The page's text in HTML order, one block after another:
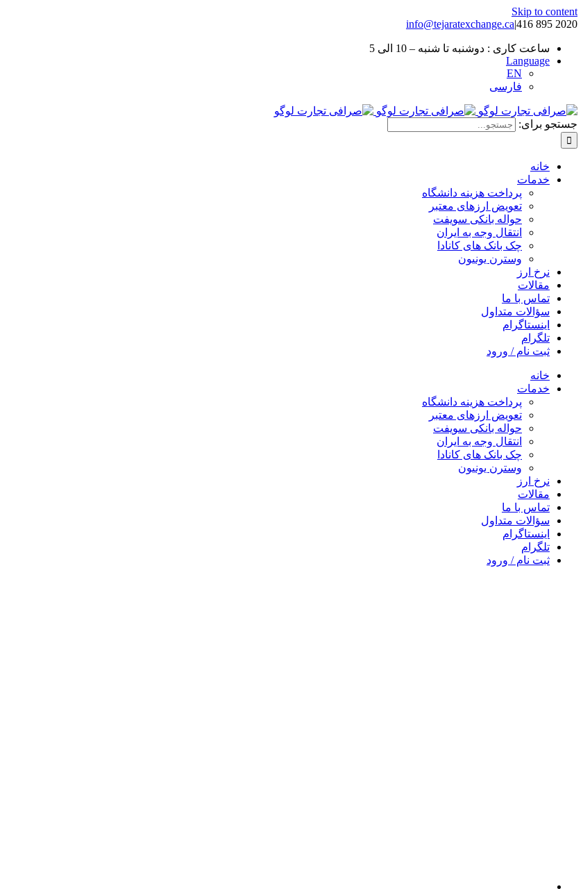
Skip to content
2020 895 416
|
info@tejaratexchange.ca
ساعت کاری : دوشنبه تا شنبه – 10 الی 5
Language
EN
فارسی
جستجو برای:
خانه
خدمات
پرداخت هزینه دانشگاه
تعویض ارزهای معتبر
حواله بانکی سویفت
انتقال وجه به ایران
چک بانک های کانادا
وسترن یونیون
نرخ ارز
مقالات
تماس با ما
سؤالات متداول
اینستاگرام
تلگرام
ثبت نام / ورود
خانه
خدمات
پرداخت هزینه دانشگاه
تعویض ارزهای معتبر
حواله بانکی سویفت
انتقال وجه به ایران
چک بانک های کانادا
وسترن یونیون
نرخ ارز
مقالات
تماس با ما
سؤالات متداول
اینستاگرام
تلگرام
ثبت نام / ورود